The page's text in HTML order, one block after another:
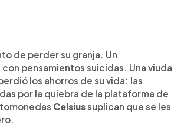
artículo
de perder su granja. Un
pensamientos suicidas. Una viuda
los ahorros de su vida: las
por la quiebra de la plataforma de
Celsiussuplican que se les